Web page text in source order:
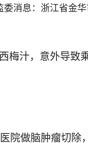
消息：浙江省金
法，主动投案，目
梅汁，意外导致
院做脑肿瘤切除